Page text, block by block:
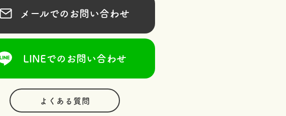
メールでのお問い合わせ
LINEでのお問い合わせ
よくある質問